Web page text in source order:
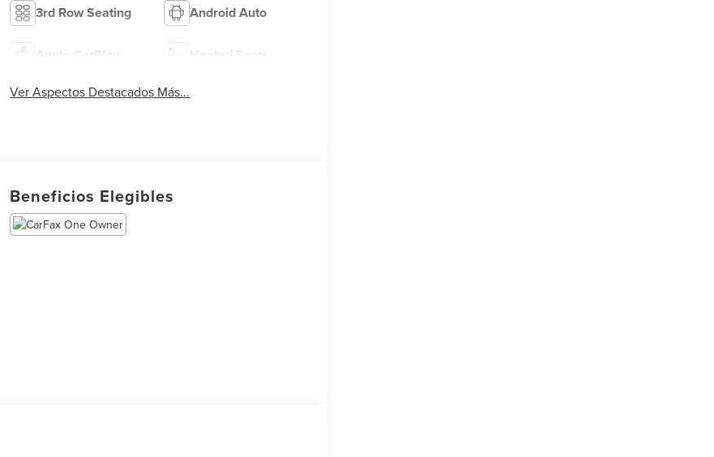
3rd Row Seating Android Auto
Apple CarPlay Heated Seats
Ver Aspectos Destacados Más...
Beneficios Elegibles